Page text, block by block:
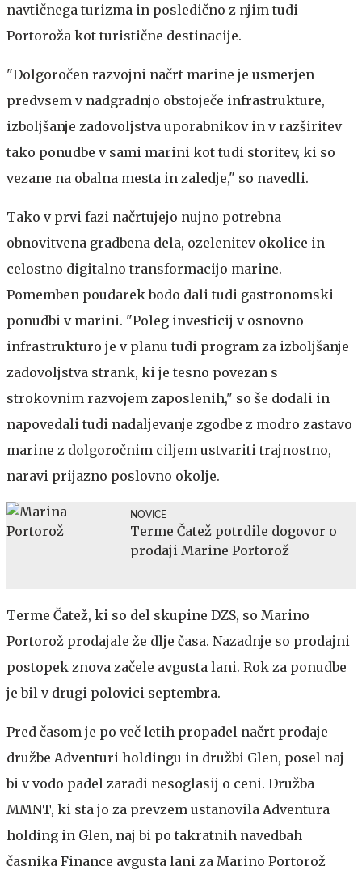
navtičnega turizma in posledično z njim tudi
Portoroža kot turistične destinacije.
"Dolgoročen razvojni načrt marine je usmerjen
predvsem v nadgradnjo obstoječe infrastrukture,
izboljšanje zadovoljstva uporabnikov in v razširitev
tako ponudbe v sami marini kot tudi storitev, ki so
vezane na obalna mesta in zaledje," so navedli.
Tako v prvi fazi načrtujejo nujno potrebna
obnovitvena gradbena dela, ozelenitev okolice in
celostno digitalno transformacijo marine.
Pomemben poudarek bodo dali tudi gastronomski
ponudbi v marini. "Poleg investicij v osnovno
infrastrukturo je v planu tudi program za izboljšanje
zadovoljstva strank, ki je tesno povezan s
strokovnim razvojem zaposlenih," so še dodali in
napovedali tudi nadaljevanje zgodbe z modro zastavo
marine z dolgoročnim ciljem ustvariti trajnostno,
naravi prijazno poslovno okolje.
NOVICE
Terme Čatež potrdile dogovor o
prodaji Marine Portorož
Terme Čatež, ki so del skupine DZS, so Marino
Portorož prodajale že dlje časa. Nazadnje so prodajni
postopek znova začele avgusta lani. Rok za ponudbe
je bil v drugi polovici septembra.
Pred časom je po več letih propadel načrt prodaje
družbe Adventuri holdingu in družbi Glen, posel naj
bi v vodo padel zaradi nesoglasij o ceni. Družba
MMNT, ki sta jo za prevzem ustanovila Adventura
holding in Glen, naj bi po takratnih navedbah
časnika Finance avgusta lani za Marino Portorož